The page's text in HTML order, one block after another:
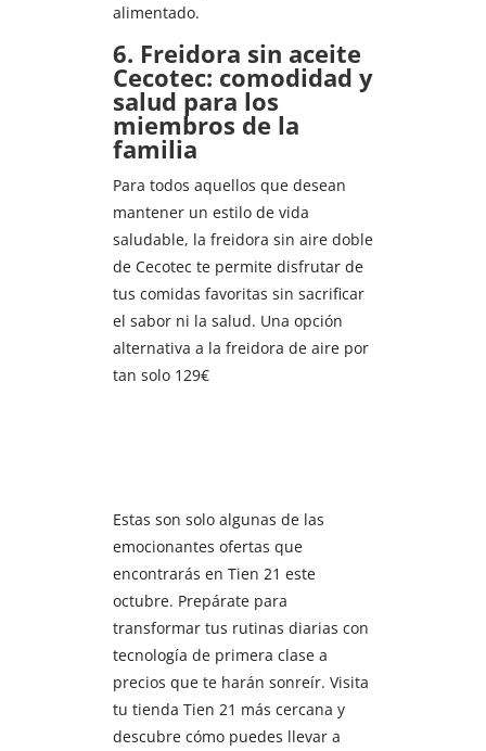
alimentado.
6. Freidora sin aceite
Cecotec: comodidad y
salud para los
miembros de la
familia
Para todos aquellos que desean
mantener un estilo de vida
saludable, la freidora sin aire doble
de Cecotec te permite disfrutar de
tus comidas favoritas sin sacrificar
el sabor ni la salud. Una opción
alternativa a la freidora de aire por
tan solo 129€
Estas son solo algunas de las
emocionantes ofertas que
encontrarás en Tien 21 este
octubre. Prepárate para
transformar tus rutinas diarias con
tecnología de primera clase a
precios que te harán sonreír. Visita
tu tienda Tien 21 más cercana y
descubre cómo puedes llevar a